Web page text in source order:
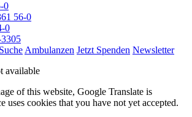
0
56-0
0
Suche Ambulanzen Jetzt Spenden Newsletter
available
of this website, Google Translate is
uses cookies that you have not yet accepted.